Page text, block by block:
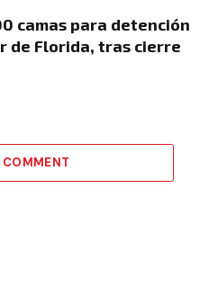
camas para detención
de Florida, tras cierre
COMMENT